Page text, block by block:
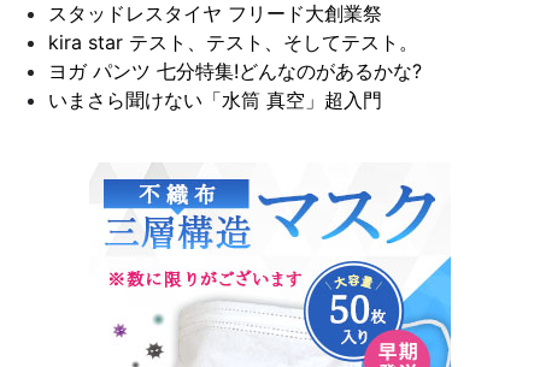
スタッドレスタイヤ フリード大創業祭
kira star テスト、テスト、そしてテスト。
ヨガ パンツ 七分特集!どんなのがあるかな?
いまさら聞けない「水筒 真空」超入門